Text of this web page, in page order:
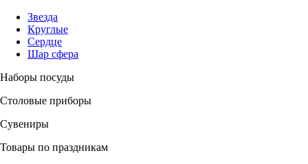
Звезда
Круглые
Сердце
Шар сфера
Наборы посуды
Столовые приборы
Сувениры
Товары по праздникам